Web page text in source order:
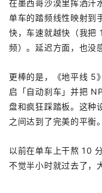
在墨西哥沙漠里挥洒汗
单车的踏频线性映射到
快，车速就越快（我把
频）。延迟方面，也没
更棒的是，《地平线 5
启「自动刹车」并把
盘和疯狂踩踏板。这种
之间达到了完美的平衡。
以前在单车上干熬 10
不觉半小时就过去了，